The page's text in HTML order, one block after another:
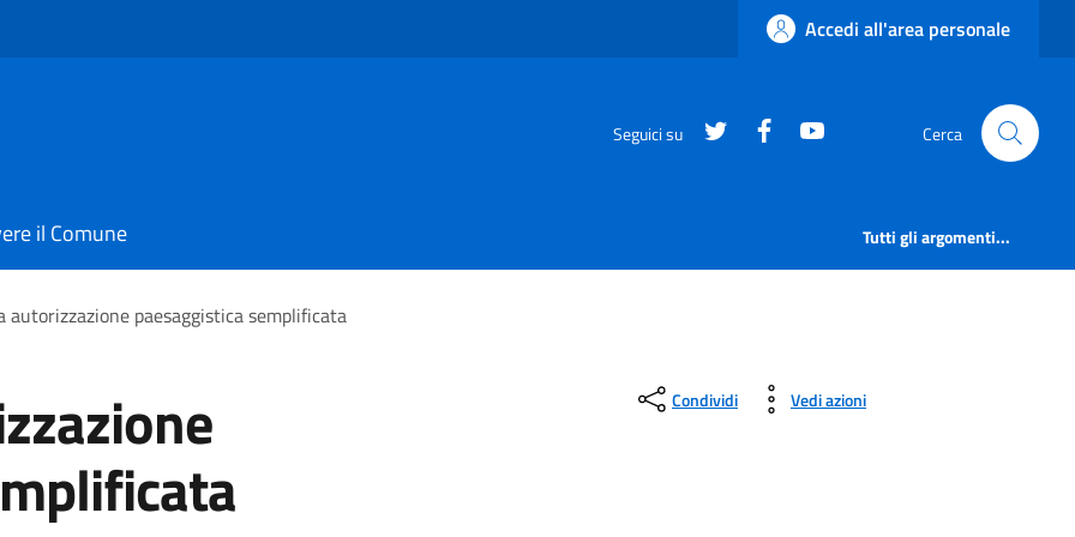
Accedi all'area personale
Seguici su https://twitter.com/comunementana
https://www.facebook.com/
http://www.youtube.com/
Cerca
il Comune Tutti gli argomenti...
autorizzazione paesaggistica semplificata
Condividi Vedi azioni